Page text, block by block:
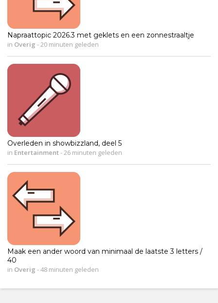
Napraattopic 2026.3 met geklets en een zonnestraaltje
in Overig -20 minuten geleden
Overleden in showbizzland, deel 5
in Entertainment-26 minuten geleden
Maak een ander woord van minimaal de laatste 3 letters /
40
in Overig -48 minuten geleden